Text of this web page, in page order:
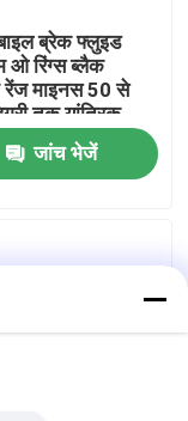
ब्रेक फ्लुइड
ओ रिंग्स ब्लैक
रेंज माइनस 50 से
तक यांत्रिक
के लिए सीलिंग तत्व
जांच भेजें